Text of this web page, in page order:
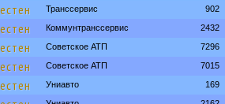
Транссервис 902
Коммунтранссервис 2432
Советское АТП 7296
Советское АТП 7015
Униавто 169